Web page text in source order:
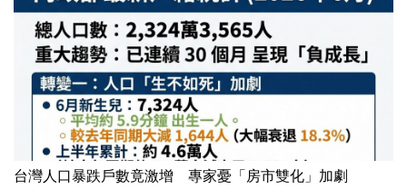
台灣人口暴跌戶數竟激增 專家憂「房市雙化」加劇